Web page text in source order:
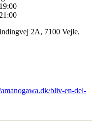
19:00
21:00
2A, 7100 Vejle,
bliv-en-del-